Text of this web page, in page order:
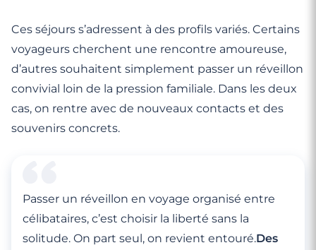
Ces séjours s’adressent à des profils variés. Certains
voyageurs cherchent une rencontre amoureuse,
d’autres souhaitent simplement passer un réveillon
convivial loin de la pression familiale. Dans les deux
cas, on rentre avec de nouveaux contacts et des
souvenirs concrets.
Passer un réveillon en voyage organisé entre
célibataires, c’est choisir la liberté sans la
solitude. On part seul, on revient entouré.Des